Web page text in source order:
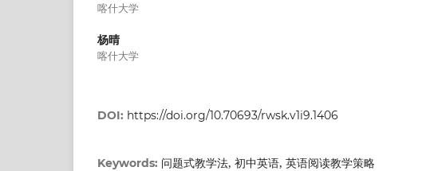
喀什大学
杨晴
喀什大学
DOI: https://doi.org/10.70693/rwsk.v1i9.1406
Keywords: 问题式教学法, 初中英语, 英语阅读教学策略